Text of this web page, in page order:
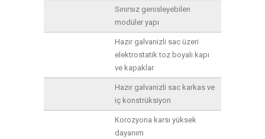
Sınırsız genisleyebilen
modüler yapı
Hazır galvanizli sac üzeri
elektrostatik toz boyalı kapı
ve kapaklar
Hazır galvanizli sac karkas ve
iç konstrüksiyon
Korozyona karsı yüksek
dayanım